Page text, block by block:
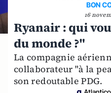
BON
16
Ryanair : qui
du monde ?"
La compagnie
collaborateur "à la
son redoutable PDG.